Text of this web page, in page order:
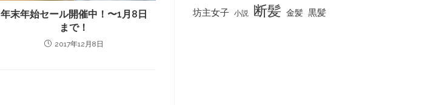
年末年始セール開催中！〜1月8日
まで！
2017年12月8日
坊主女子 小説 断髪 金髪 黒髪